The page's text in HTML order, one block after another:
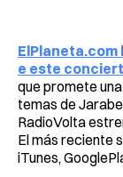
e este
que promete
temas de
RadioVolta
El más reciente
iTunes,